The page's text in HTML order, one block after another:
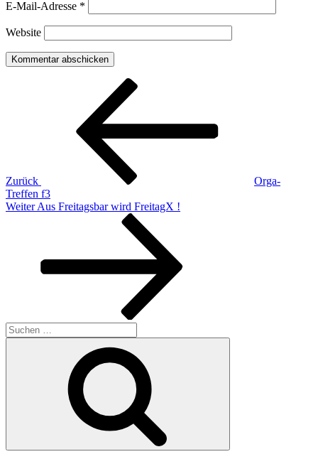
E-Mail-Adresse *
Website
Beitragsnavigation
Zurück
Orga-
Treffen f3
Nächster
Weiter Aus Freitagsbar wird FreitagX !
Suchen
nach: